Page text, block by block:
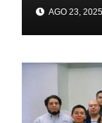
AGO 23, 2025